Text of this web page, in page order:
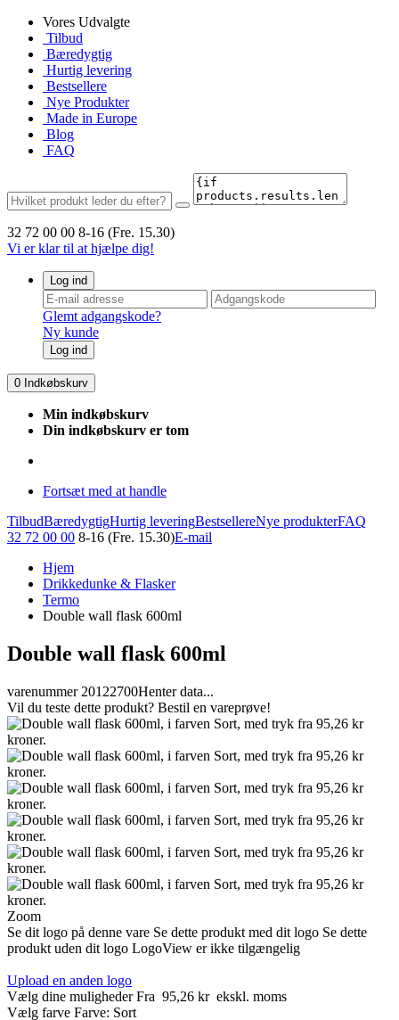
Vores Udvalgte
Tilbud
Bæredygtig
Hurtig levering
Bestsellere
Nye Produkter
Made in Europe
Blog
FAQ
32 72 00 00 8-16 (Fre. 15.30)
Vi er klar til at hjælpe dig!
Log ind
Glemt adgangskode?
Ny kunde
Log ind
0 Indkøbskurv
Min indkøbskurv
Din indkøbskurv er tom
Fortsæt med at handle
TilbudBæredygtigHurtig leveringBestsellereNye produkterFAQ
32 72 00 00 8-16 (Fre. 15.30)E-mail
Hjem
Drikkedunke & Flasker
Termo
Double wall flask 600ml
Double wall flask 600ml
varenummer 20122700Henter data...
Vil du teste dette produkt? Bestil en vareprøve!
Zoom
Se dit logo på denne vare Se dette produkt med dit logo Se dette
produkt uden dit logo LogoView er ikke tilgængelig
Upload en anden logo
Vælg dine muligheder Fra 95,26 kr ekskl. moms
Vælg farve Farve: Sort